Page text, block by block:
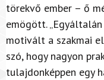
törekvő ember – ő
emögött.
motivált a szakmai
szó, hogy nagyon
tulajdonképpen egy